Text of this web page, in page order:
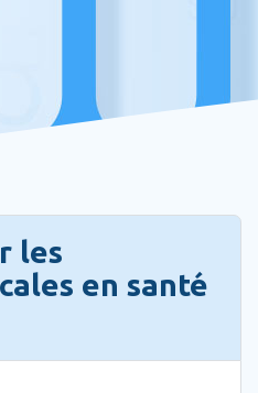
les
en santé